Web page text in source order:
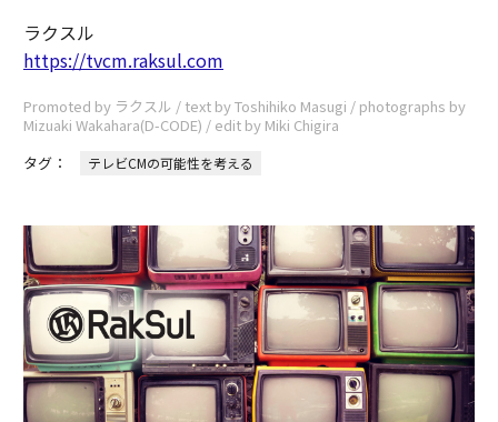
ラクスル
https://tvcm.raksul.com
Promoted by ラクスル / text by Toshihiko Masugi / photographs by
Mizuaki Wakahara(D-CODE) / edit by Miki Chigira
タグ：
テレビCMの可能性を考える